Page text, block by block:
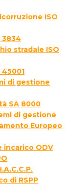
ISO
3834
stradale ISO
di gestione
SA 8000
di gestione
Europeo
incarico ODV
di RSPP